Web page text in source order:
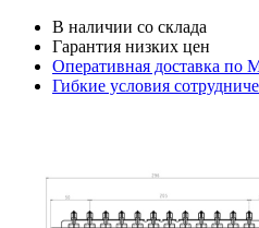
В наличии со склада
Гарантия низких цен
Оперативная доставка по
Гибкие условия